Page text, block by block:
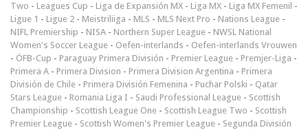
Two - Leagues Cup - Liga de Expansión MX - Liga MX - Liga MX Femenil -
Ligue 1 - Ligue 2 - Meistriliiga - MLS - MLS Next Pro - Nations League -
NIFL Premiership - NISA - Northern Super League - NWSL National
Women's Soccer League - Oefen-interlands - Oefen-interlands Vrouwen
- ÖFB-Cup - Paraguay Primera División - Premier League - Premjer-Liga -
Primera A - Primera Division - Primera Division Argentina - Primera
División de Chile - Primera División Femenina - Puchar Polski - Qatar
Stars League - Romania Liga I - Saudi Professional League - Scottish
Championship - Scottish League One - Scottish League Two - Scottish
Premier League - Scottish Women's Premier League - Segunda División